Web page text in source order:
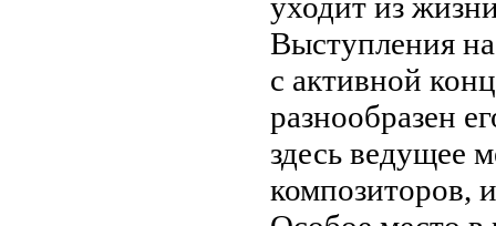
Выступления
с активной
разнообразен
здесь ведущее
композиторов,